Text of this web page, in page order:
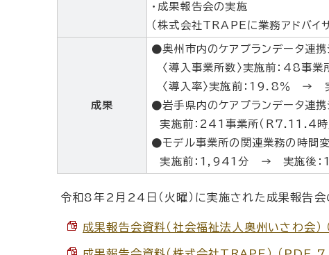
・成果報告会の実施
（株式会社TRAPEに業務アドバイ
成果
●奥州市内のケアプランデータ連携
〈導入事業所数〉実施前：48
〈導入率〉実施前：19.8％ →
●岩手県内のケアプランデータ連携
実施前：241事業所（R7.11.4
●モデル事業所の関連業務の時間
実施前：1,941分 → 実施後：
令和8年2月24日（火曜）に実施された成果報告会
成果報告会資料（社会福祉法人奥州いさわ会